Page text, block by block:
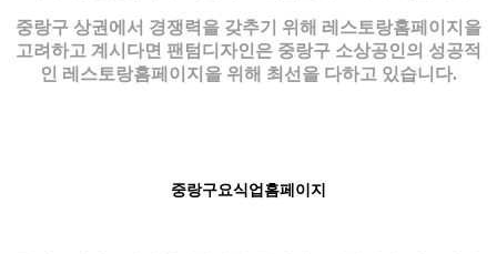
중랑구 상권에서 경쟁력을 갖추기 위해 레스토랑홈페이지을
고려하고 계시다면 팬텀디자인은 중랑구 소상공인의 성공적
인 레스토랑홈페이지을 위해 최선을 다하고 있습니다.
중랑구요식업홈페이지